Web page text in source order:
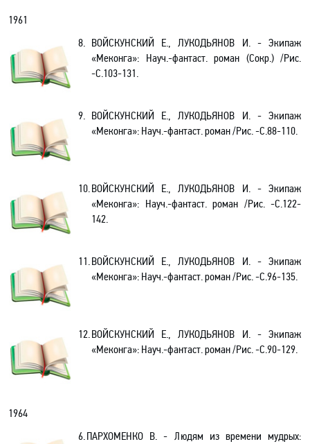
1961
8. ВОЙСКУНСКИЙ Е., ЛУКОДЬЯНОВ И. - Экипаж
«Меконга»: Науч.-фантаст. роман (Сокр.) /Рис.
-С.103-131.
9. ВОЙСКУНСКИЙ Е., ЛУКОДЬЯНОВ И. - Экипаж
«Меконга»: Науч.-фантаст. роман /Рис. -С.88-110.
10.ВОЙСКУНСКИЙ Е., ЛУКОДЬЯНОВ И. - Экипаж
«Меконга»: Науч.-фантаст. роман /Рис. -С.122-
142.
11.ВОЙСКУНСКИЙ Е., ЛУКОДЬЯНОВ И. - Экипаж
«Меконга»: Науч.-фантаст. роман /Рис. -С.96-135.
12.ВОЙСКУНСКИЙ Е., ЛУКОДЬЯНОВ И. - Экипаж
«Меконга»: Науч.-фантаст. роман /Рис. -С.90-129.
1964
6.ПАРХОМЕНКО В. - Людям из времени мудрых: